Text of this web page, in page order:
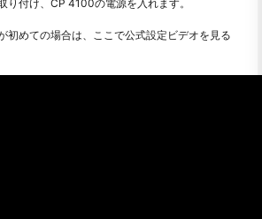
り付け、CP 4100の電源を入れます。
初めての場合は、ここで公式設定ビデオを見る